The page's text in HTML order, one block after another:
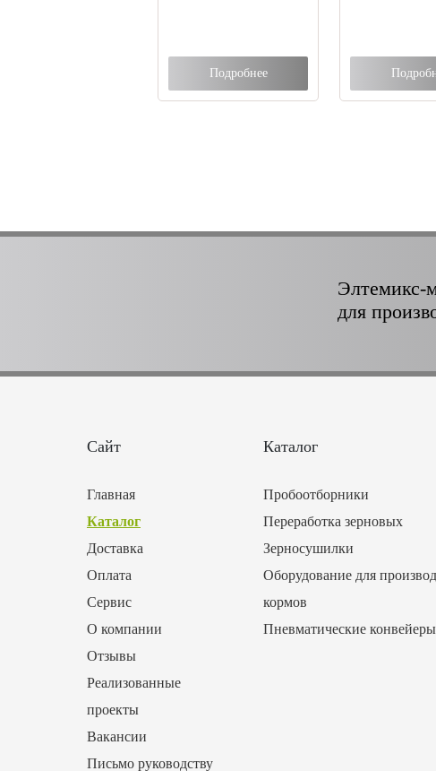
Подробнее
Элтемикс-
для
Сайт
Главная
Каталог
Доставка
Оплата
Сервис
О компании
Отзывы
Реализованные
проекты
Вакансии
Письмо руководству
Каталог
Пробоотборники
Переработка зерновых
Зерносушилки
Оборудование для
кормов
Пневматические конвейеры